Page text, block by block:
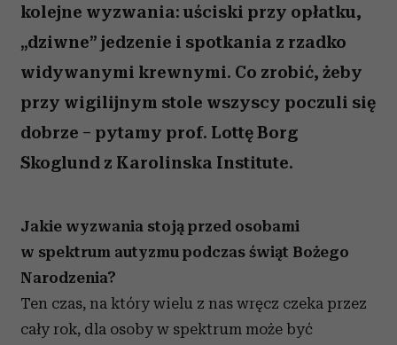
kolejne wyzwania: uściski przy opłatku,
„dziwne” jedzenie i spotkania z rzadko
widywanymi krewnymi. Co zrobić, żeby
przy wigilijnym stole wszyscy poczuli się
dobrze – pytamy prof. Lottę Borg
Skoglund z Karolinska Institute.
Jakie wyzwania stoją przed osobami
w spektrum autyzmu podczas świąt Bożego
Narodzenia?
Ten czas, na który wielu z nas wręcz czeka przez
cały rok, dla osoby w spektrum może być